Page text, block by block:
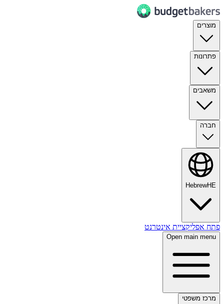
מוצרים
פתרונות
משאבים
חברה
HebrewHE
פתח אפליקציית אינטרנט
Open main menu
מרכז משפטי